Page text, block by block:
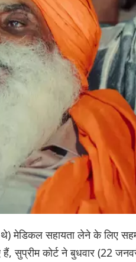
मेडिकल सहायता लेने के लिए
सुप्रीम कोर्ट ने बुधवार (22